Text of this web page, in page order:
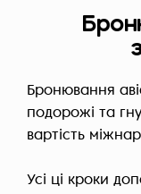
Бронювання
подорожі та
вартість
Усі ці кроки